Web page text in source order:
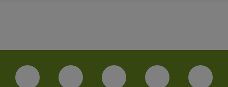
Facebook Instagram TikTok Bluesky